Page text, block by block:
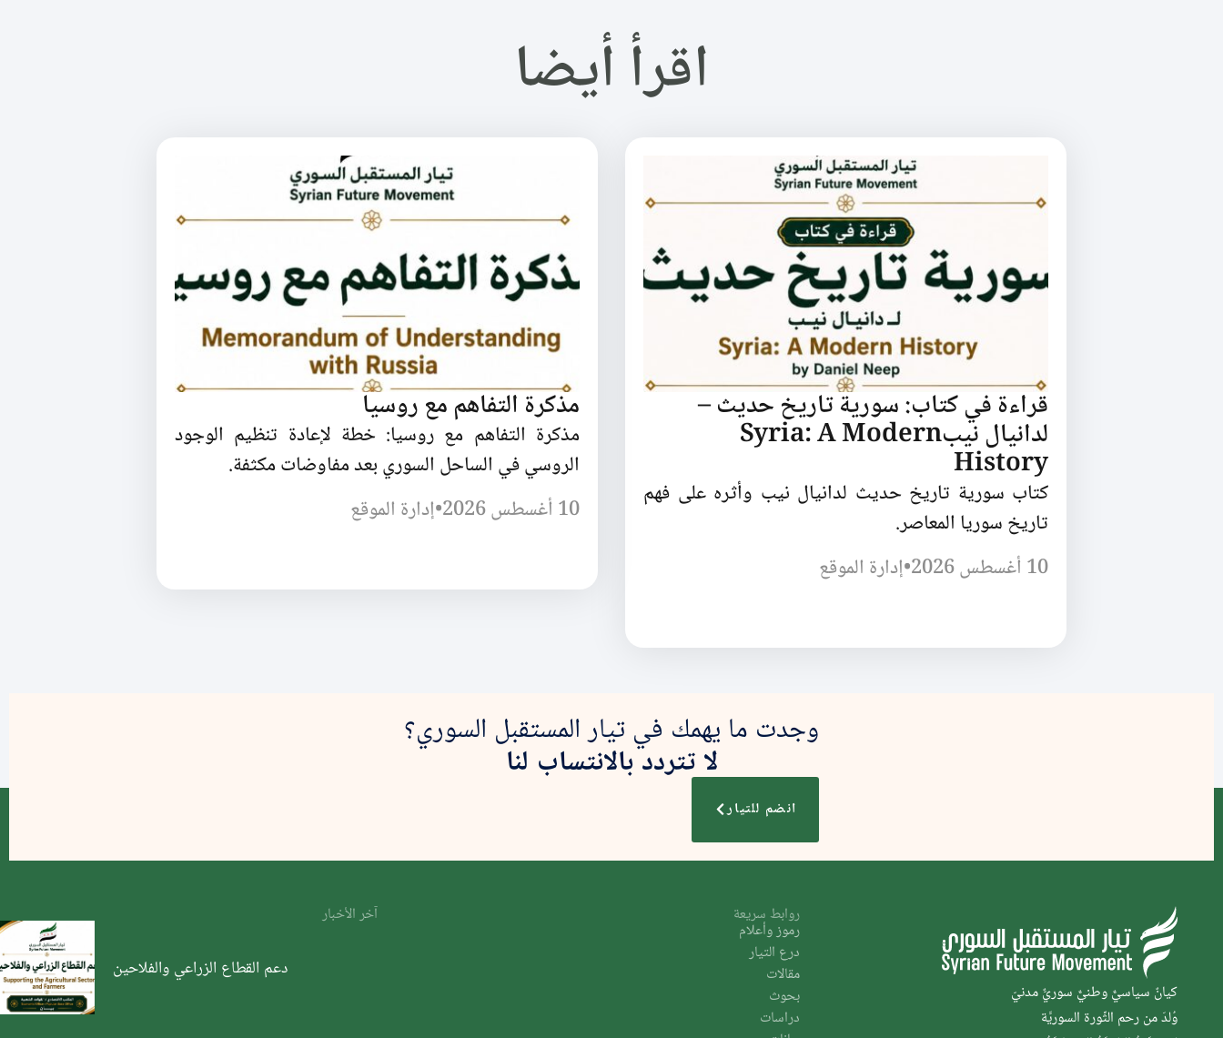
اقرأ أيضا
قراءة في كتاب: سورية تاريخ حديث –
لدانيال نيبSyria: A Modern
History
كتاب سورية تاريخ حديث لدانيال نيب وأثره على فهم
تاريخ سوريا المعاصر.
10 أغسطس 2026
•إدارة الموقع
مذكرة التفاهم مع روسيا
مذكرة التفاهم مع روسيا: خطة لإعادة تنظيم الوجود
الروسي في الساحل السوري بعد مفاوضات مكثفة.
10 أغسطس 2026
•إدارة الموقع
وجدت ما يهمك في تيار المستقبل السوري؟
لا تتردد بالانتساب لنا
انضم للتيار
كيانٌ سياسيٌّ وطنيٌّ سوريٌّ مدنيّ
وُلدَ من رحم الثَّورة السوريَّة
روابط سريعة
رموز وأعلام
درع التيار
مقالات
بحوث
دراسات
آخر الأخبار
دعم القطاع الزراعي والفلاحين